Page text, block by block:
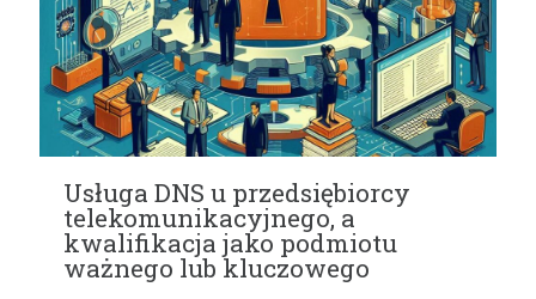
Usługa DNS u przedsiębiorcy
telekomunikacyjnego, a
kwalifikacja jako podmiotu
ważnego lub kluczowego